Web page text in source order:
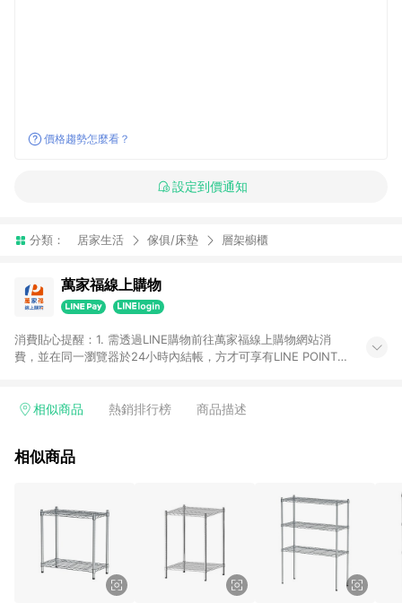
價格趨勢怎麼看？
設定到價通知
分類： 居家生活 傢俱/床墊 層架櫥櫃
萬家福線上購物
消費貼心提醒：1. 需透過LINE購物前往萬家福線上購物網站消
費，並在同一瀏覽器於24小時內結帳，方才可享有LINE POINTS
4. 不具回饋資格種類商品：電子禮券。 5. 回饋點數計算將排除訂
錄，相關問題請於保留時間內聯絡客服中心，並由康達盛通生活
提供簡單、快速、輕鬆的購物流程及體驗，將不定期推出精選、
話題性或期間限定商品來滿足您的喜好。
相似商品 熱銷排行榜 商品描述
相似商品